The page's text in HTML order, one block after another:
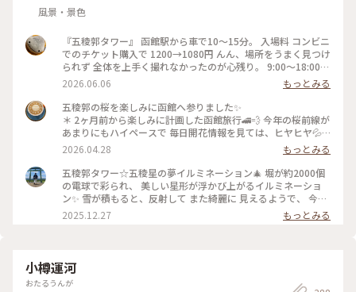
風景・景色
『五稜郭タワー』 函館駅から車で10〜15分。 入場料 コンビニ
でのチケット購入で 1200→1080円 んん、場所をうまく見つけ
られず 全体を上手く撮れなかったのが心残り。 9:00〜18:00
P:近隣コインP #五稜郭タワー 北海道函館市五稜郭町43-9 #函
館名所#函館スポット #函館観光 #五稜郭
2026.06.06
もっとみる
五稜郭の桜を楽しみに函館へ参りました✨
＊ 2ヶ月前から楽しみに計画した函館旅行🚄💨 今年の桜前線が
あまりにもハイペースで 毎日開花情報を見ては、ヒヤヒヤ💦 4
月28日現在散り始めてしまってますが それでも五稜郭タワー
からの五芒星は 桜色に包まれていました✨
＊ #ちいさな列車旅 #函館 #五稜郭
2026.04.28
もっとみる
五稜郭タワー☆五稜星の夢イルミネーション🎄 堀が約2000個
の電球で彩られ、 美しい星形が浮かび上がるイルミネーショ
ン✨ 雪が積もると、反射して また綺麗に 見えるようで、 今年
は まだ雪が少ないの で、このような感じです♪♪ 真ん中のオ
レンジ色に ライトアップされているのは 復元された函館奉行
2025.12.27 もっとみる
小樽運河
おたるうんが